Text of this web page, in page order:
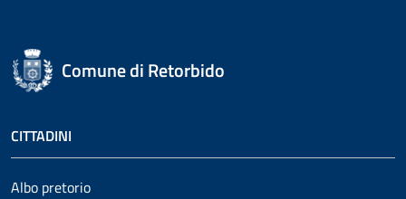
Comune di Retorbido
CITTADINI
Albo pretorio